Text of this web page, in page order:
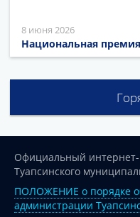
8 июня 2026
Национальная
Официальный
Туапсинского
ПОЛОЖЕНИЕ о порядке
администрации